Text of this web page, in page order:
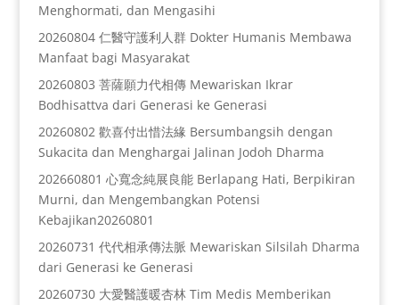
Menghormati, dan Mengasihi
20260804 仁醫守護利人群 Dokter Humanis Membawa
Manfaat bagi Masyarakat
20260803 菩薩願力代相傳 Mewariskan Ikrar
Bodhisattva dari Generasi ke Generasi
20260802 歡喜付出惜法緣 Bersumbangsih dengan
Sukacita dan Menghargai Jalinan Jodoh Dharma
202660801 心寬念純展良能 Berlapang Hati, Berpikiran
Murni, dan Mengembangkan Potensi
Kebajikan20260801
20260731 代代相承傳法脈 Mewariskan Silsilah Dharma
dari Generasi ke Generasi
20260730 大愛醫護暖杏林 Tim Medis Memberikan